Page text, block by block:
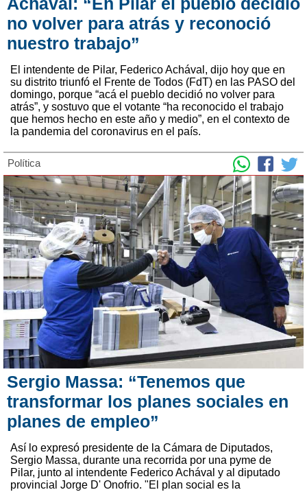
no volver para atrás y reconoció
nuestro trabajo”
El intendente de Pilar, Federico Achával, dijo hoy que en
su distrito triunfó el Frente de Todos (FdT) en las PASO del
domingo, porque “acá el pueblo decidió no volver para
atrás”, y sostuvo que el votante “ha reconocido el trabajo
que hemos hecho en este año y medio”, en el contexto de
la pandemia del coronavirus en el país.
Política
Sergio Massa: “Tenemos que
transformar los planes sociales en
planes de empleo”
Así lo expresó presidente de la Cámara de Diputados,
Sergio Massa, durante una recorrida por una pyme de
Pilar, junto al intendente Federico Achával y al diputado
provincial Jorge D' Onofrio. "El plan social es la